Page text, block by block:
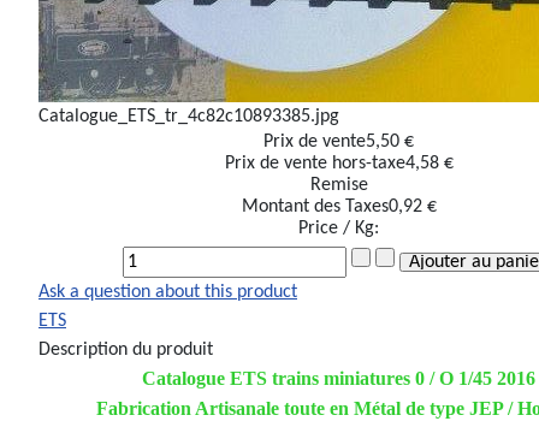
Catalogue_ETS_tr_4c82c10893385.jpg
Prix ​​de vente5,50 €
Prix de vente hors-taxe4,58 €
Remise
Montant des Taxes0,92 €
Price / Kg:
Ask a question about this product
ETS
Description du produit
Catalogue ETS trains miniatures 0 / O 1/45 2016
Fabrication Artisanale toute en Métal de type JEP /